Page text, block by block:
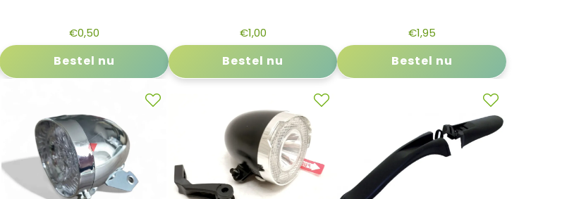
€0,50
Bestel nu
€1,00
Bestel nu
€1,95
Bestel nu